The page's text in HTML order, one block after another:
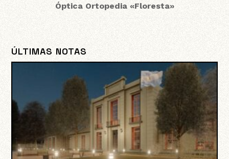
Óptica Ortopedia «Floresta»
ÚLTIMAS NOTAS